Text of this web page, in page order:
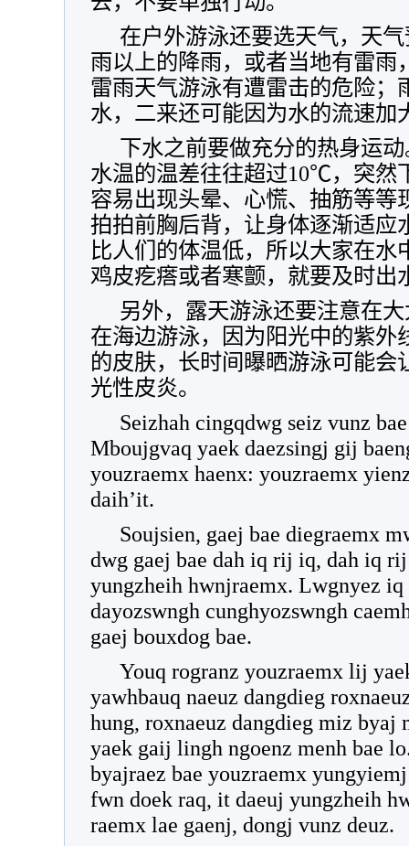
在户外游泳还要选天气，天
雨以上的降雨，或者当地有雷雨
雷雨天气游泳有遭雷击的危险；
水，二来还可能因为水的流速加
下水之前要做充分的热身运
水温的温差往往超过10℃，突然
容易出现头晕、心慌、抽筋等等
拍拍前胸后背，让身体逐渐适应
比人们的体温低，所以大家在
鸡皮疙瘩或者寒颤，就要及时出
另外，露天游泳还要注意在
在海边游泳，因为阳光中的紫外
的皮肤，长时间曝晒游泳可能会
光性皮炎。
Seizhah cingqdwg seiz vunz
Mboujgvaq yaek daezsingj gij
youzraemx haenx: youzraemx
daih’it.
Soujsien, gaej bae diegraemx
dwg gaej bae dah iq rij iq, dah iq
yungzheih hwnjraemx. Lwgnyez
dayozswngh cunghyozswngh
gaej bouxdog bae.
Youq rogranz youzraemx lij
yawhbauq naeuz dangdieg
hung, roxnaeuz dangdieg miz byaj
yaek gaij lingh ngoenz menh bae
byajraez bae youzraemx
fwn doek raq, it daeuj yungzheih
raemx lae gaenj, dongj vunz deuz.